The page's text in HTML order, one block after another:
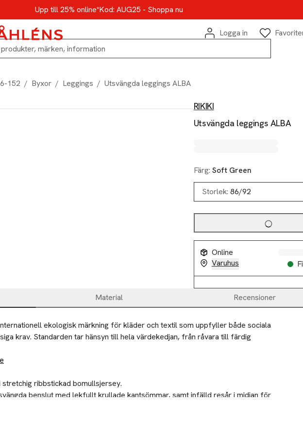
Upp till 25% online*Kod: AUG25 - Shoppa nu
Logga in
152 / Byxor / Leggings / Utsvängda leggings ALBA
RIKIKI
Utsvängda leggings ALBA
Färg: Soft Green
Storlek: 86/92
Online
Varuhus
Material Recensioner
ekologisk märkning för kläder och textil som uppfyller både sociala
krav. Standarden tar hänsyn till hela värdekedjan, från råvara till färdig
stretchig ribbstickad bomullsjersey.
benslut med lekfullt krullade kantsömmar, samt infälld resår i midjan för